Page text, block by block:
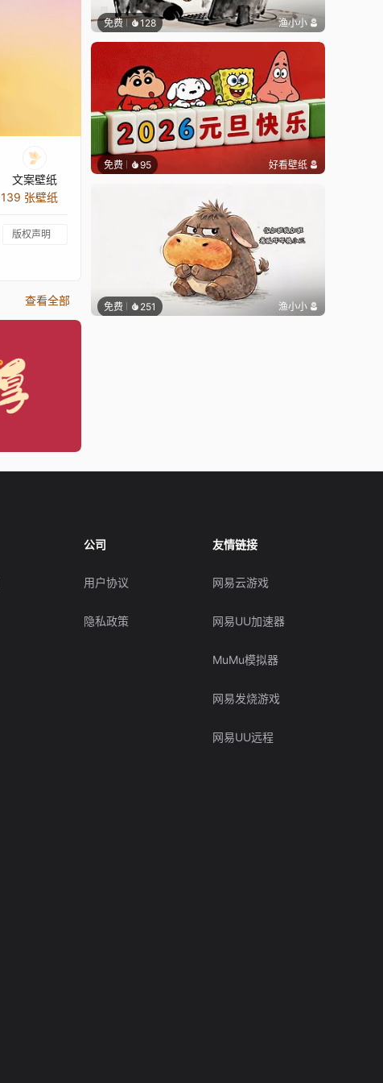
文案壁纸
139 张壁纸
版权声明
查看全部
免费 128 渔小小
免费 95 好看壁纸
免费 251 渔小小
公司
用户协议
隐私政策
友情链接
网易云游戏
网易UU加速器
MuMu模拟器
网易发烧游戏
网易UU远程